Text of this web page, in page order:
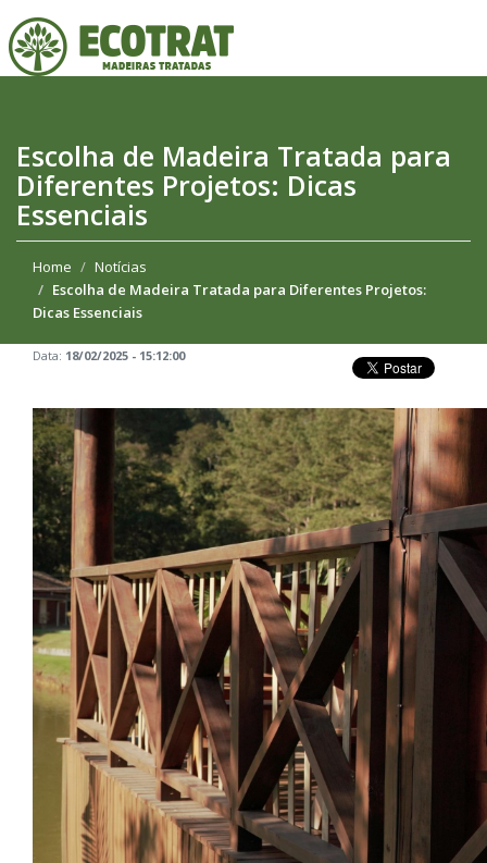
Escolha de Madeira Tratada para
Diferentes Projetos: Dicas
Essenciais
Home
Notícias
Escolha de Madeira Tratada para Diferentes Projetos:
Dicas Essenciais
Data: 18/02/2025 - 15:12:00